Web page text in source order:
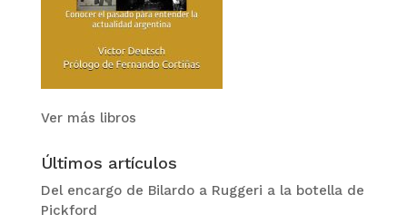
Ver más libros
Últimos artículos
Del encargo de Bilardo a Ruggeri a la botella de
Pickford